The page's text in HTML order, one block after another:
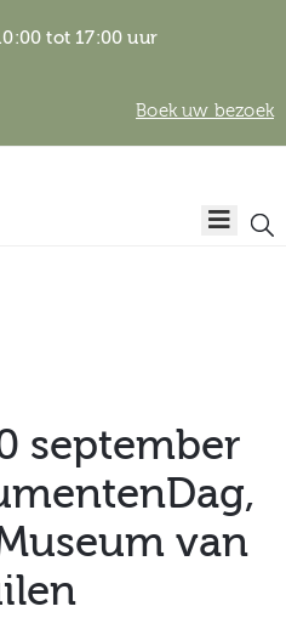
tot 17:00 uur
Boek uw bezoek
september
van